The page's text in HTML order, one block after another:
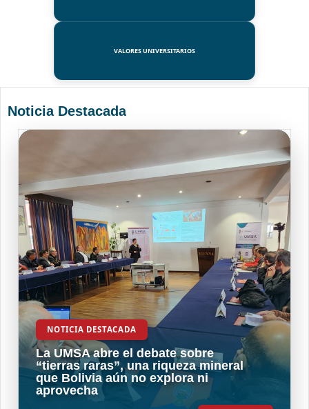
VALORES UNIVERSITARIOS
Noticia Destacada
NOTICIA DESTACADA
La UMSA abre el debate sobre
“tierras raras”, una riqueza mineral
que Bolivia aún no explora ni
aprovecha